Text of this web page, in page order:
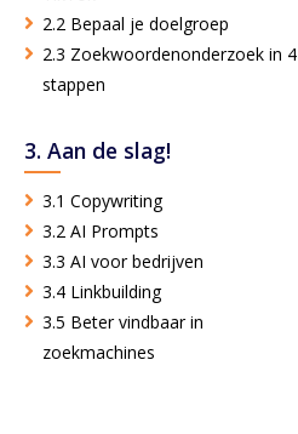
2.2 Bepaal je doelgroep
2.3 Zoekwoordenonderzoek in 4
stappen
3. Aan de slag!
3.1 Copywriting
3.2 AI Prompts
3.3 AI voor bedrijven
3.4 Linkbuilding
3.5 Beter vindbaar in
zoekmachines